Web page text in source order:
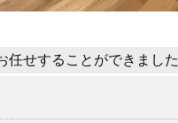
任せすることができました